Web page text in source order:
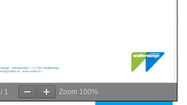
/ 1 Zoom 100%